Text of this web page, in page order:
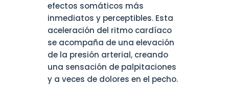
efectos somáticos más
inmediatos y perceptibles. Esta
aceleración del ritmo cardíaco
se acompaña de una elevación
de la presión arterial, creando
una sensación de palpitaciones
y a veces de dolores en el pecho.